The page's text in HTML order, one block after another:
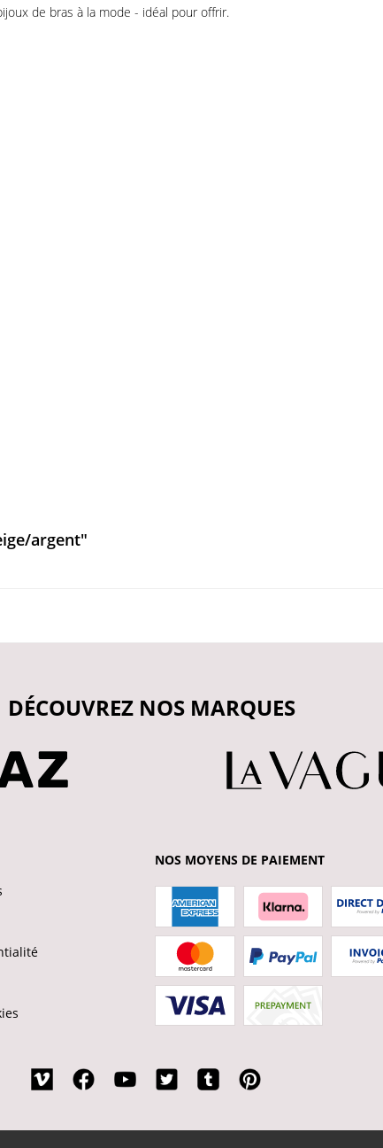
de bras à la mode - idéal pour offrir.
argent"
DÉCOUVREZ NOS MARQUES
NOS MOYENS DE PAIEMENT